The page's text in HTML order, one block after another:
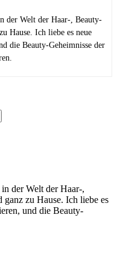
der Welt der Haar-, Beauty-
Hause. Ich liebe es neue
die Beauty-Geheimnisse der
der Welt der Haar-,
zu Hause. Ich liebe es
und die Beauty-